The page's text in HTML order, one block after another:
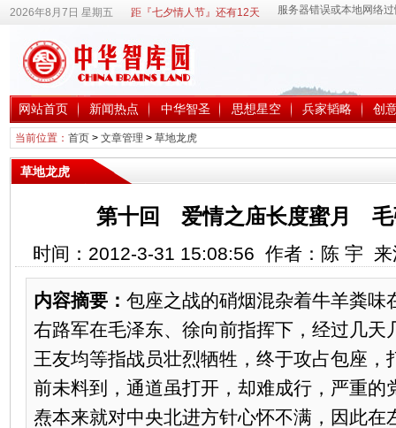
2026年8月7日 星期五 距『七夕情人节』还有12天
网站首页 新闻热点 中华智圣 思想星空 兵家韬略 创
当前位置： 首页> 文章管理 > 草地龙虎
草地龙虎
第十回 爱情之庙长度蜜月 毛
时间：2012-3-31 15:08:56 作者：陈 宇
内容摘要： 包座之战的硝烟混杂着牛羊粪味
右路军在毛泽东、徐向前指挥下，经过几天
王友均等指战员壮烈牺牲，终于攻占包座，
前未料到，通道虽打开，却难成行，严重的
焘本来就对中央北进方针心怀不满，因此在